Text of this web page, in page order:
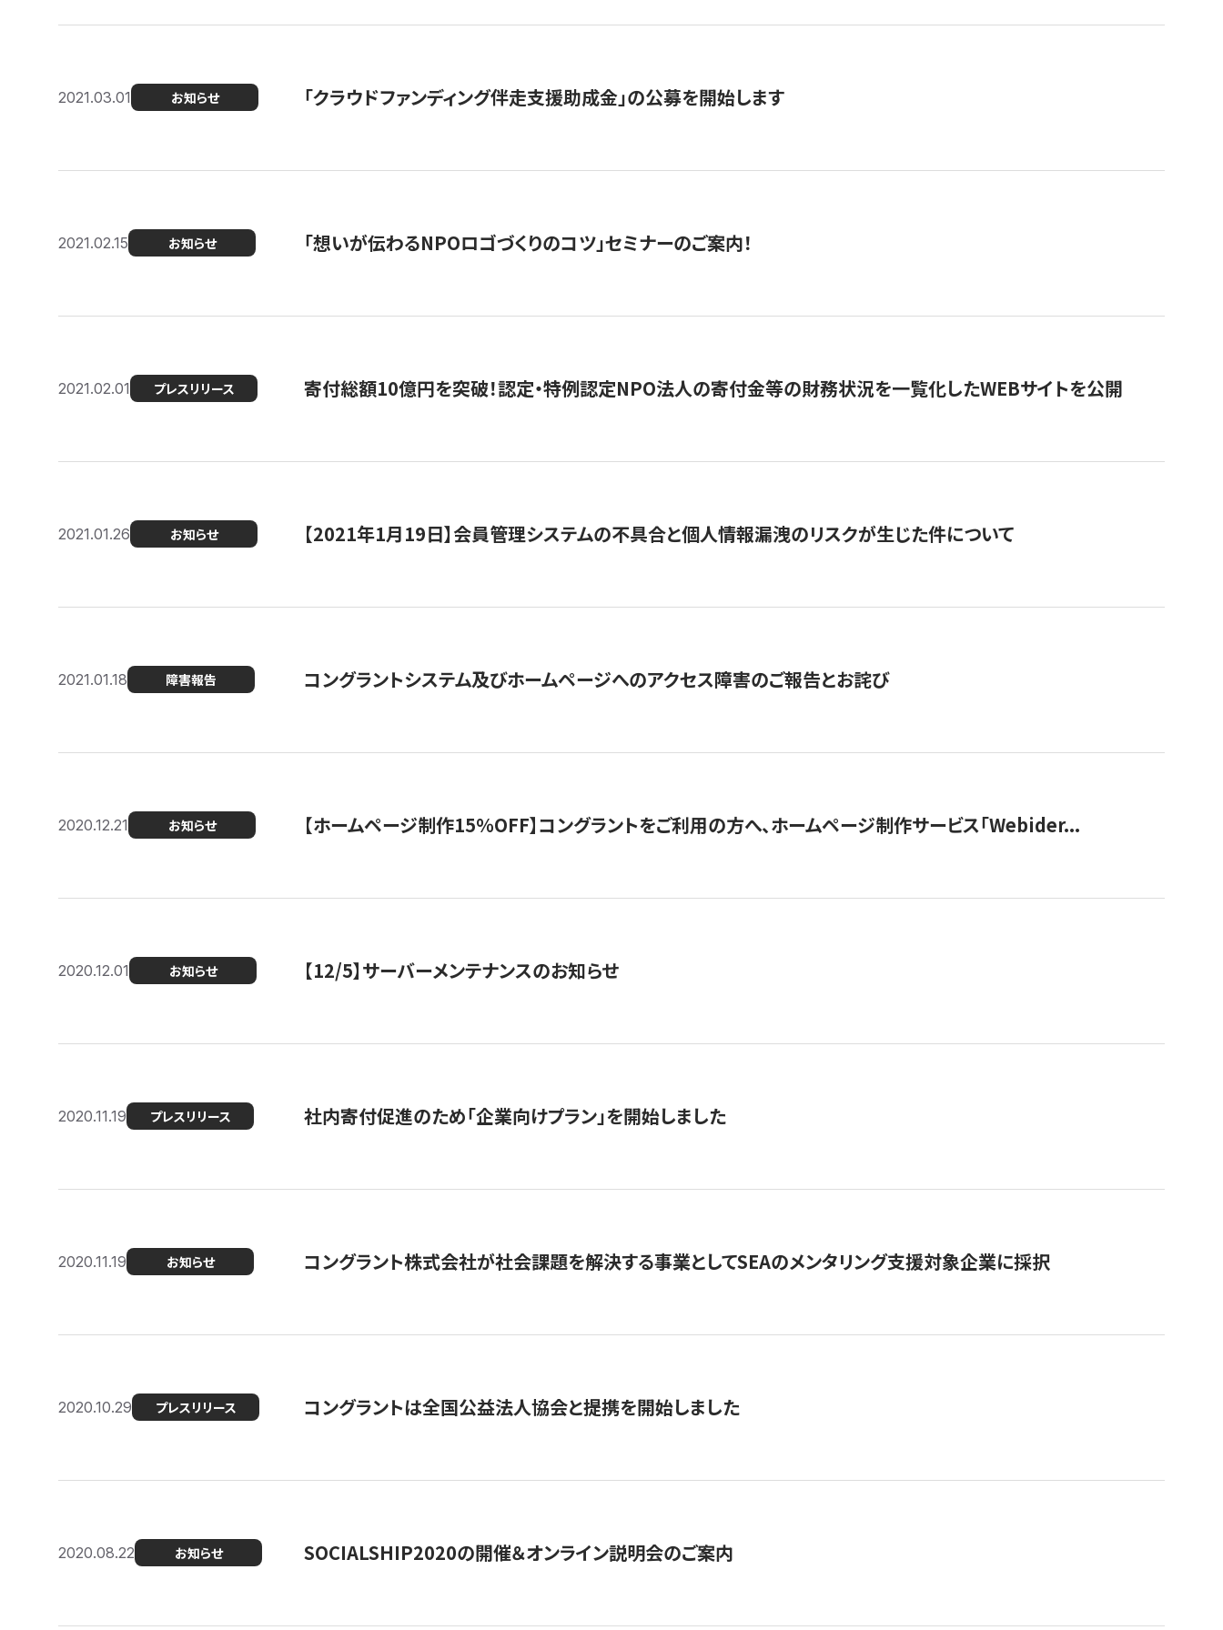
2021.03.01 お知らせ 「クラウドファンディング伴走支援助成金」の公募を開始します
2021.02.15 お知らせ 「想いが伝わるNPOロゴづくりのコツ」セミナーのご案内！
2021.02.01 プレスリリース 寄付総額10億円を突破！認定・特例認定NPO法人の寄付金等の財務状況を一覧化したWEBサイトを公開
2021.01.26 お知らせ 【2021年1月19日】会員管理システムの不具合と個人情報漏洩のリスクが生じた件について
2021.01.18 障害報告 コングラントシステム及びホームページへのアクセス障害のご報告とお詫び
2020.12.21 お知らせ 【ホームページ制作15％OFF】コングラントをご利用の方へ、ホームページ制作サービス「Webider...
2020.12.01 お知らせ 【12/5】サーバーメンテナンスのお知らせ
2020.11.19 プレスリリース 社内寄付促進のため「企業向けプラン」を開始しました
2020.11.19 お知らせ コングラント株式会社が社会課題を解決する事業としてSEAのメンタリング支援対象企業に採択
2020.10.29 プレスリリース コングラントは全国公益法人協会と提携を開始しました
2020.08.22 お知らせ SOCIALSHIP2020の開催＆オンライン説明会のご案内